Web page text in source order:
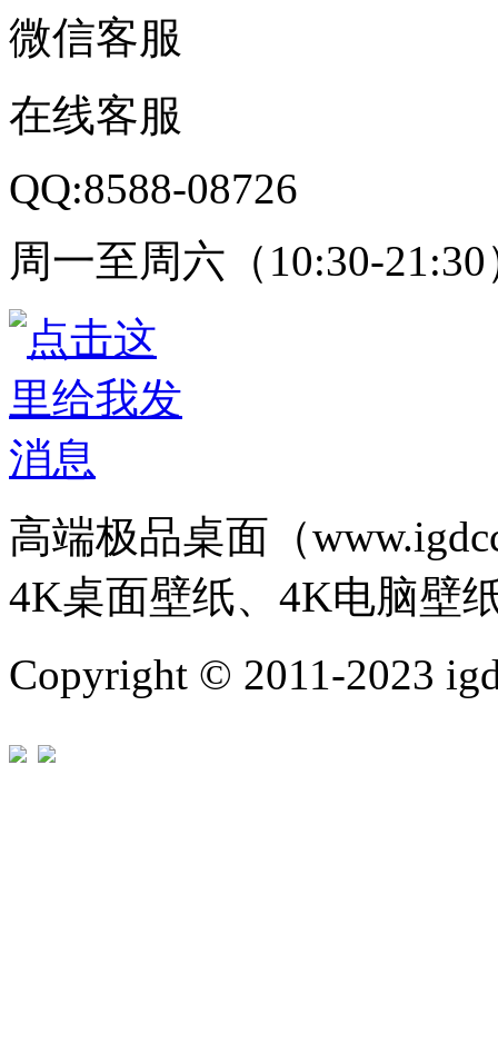
微信客服
在线客服
QQ:8588-08726
周一至周六（10:30-21:30
高端极品桌面（
4K桌面壁纸、4K电脑壁
Copyright © 2011-2023